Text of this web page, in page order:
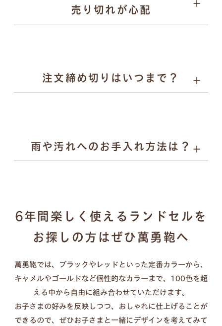
お子様の背中を支えます。
Rire（リル）：やさしい彩りとかわいらしさを、自然体
売り切れが心配
注文締め切りはいつまで？
雨や汚れへのお手入れ方法は？
い場所で陰干し
汚れた場合：固く絞った布で優しく拭く（洗剤・クリー
長持ちのコツ：カバーを外して通気させる、濡れたまま
放置しない
傷が気になる時：透明カバーの併用もおすすめ
6年間楽しく使えるランドセルを
お探しの方はぜひ萬勇鞄へ
萬勇鞄では、ブラックやレッドといった定番カラーから、
キャメルやゴールドなど個性的なカラーまで、100色を超
える中から自由に組み合わせていただけます。
お子さまの好みを反映しつつ、おしゃれに仕上げることが
できるので、ぜひお子さまと一緒にデザインを考えてみて